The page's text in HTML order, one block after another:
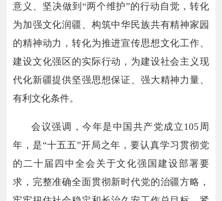
意义、坚决做到“两个维护”的行动自觉，转化
为加强文化润疆、构筑中华民族共有精神家园
的精神动力，转化为推进宣传思想文化工作、
建设文化强区的实际行动，为建设社会主义现
代化新疆提供坚强思想保证、强大精神力量、
有利文化条件。
会议强调，今年是中国共产党成立105 周
年，是“十五五”开局之年，要认真学习贯彻党
的二十届四中全会关于文化强国建设部署要
求，完整准确全面贯彻新时代党的治疆方略，